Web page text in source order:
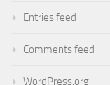
Entries feed
Comments feed
WordPress.org